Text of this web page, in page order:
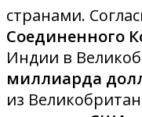
странами.
Соединенного
Индии в
миллиарда
из